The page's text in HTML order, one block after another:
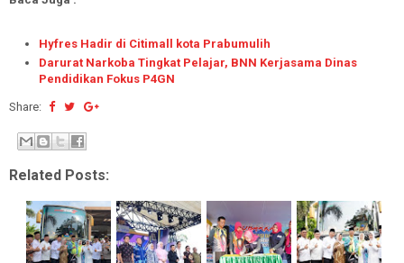
Hyfres Hadir di Citimall kota Prabumulih
Darurat Narkoba Tingkat Pelajar, BNN Kerjasama Dinas
Pendidikan Fokus P4GN
Share:
Related Posts: